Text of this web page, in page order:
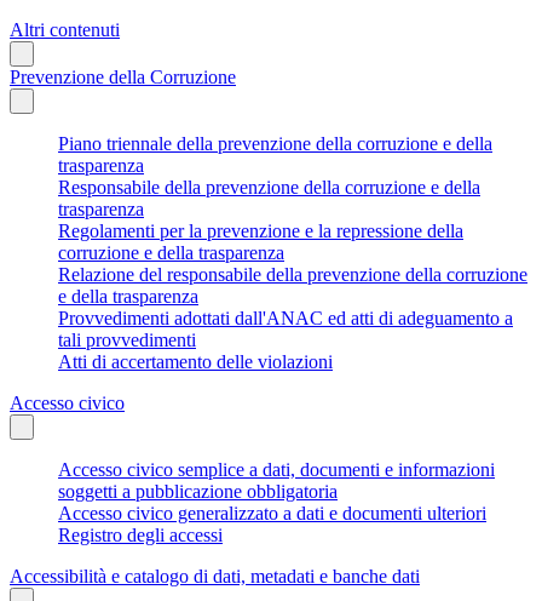
Altri contenuti
Prevenzione della Corruzione
Piano triennale della prevenzione della corruzione e della
trasparenza
Responsabile della prevenzione della corruzione e della
trasparenza
Regolamenti per la prevenzione e la repressione della
corruzione e della trasparenza
Relazione del responsabile della prevenzione della corruzione
e della trasparenza
Provvedimenti adottati dall'ANAC ed atti di adeguamento a
tali provvedimenti
Atti di accertamento delle violazioni
Accesso civico
Accesso civico semplice a dati, documenti e informazioni
soggetti a pubblicazione obbligatoria
Accesso civico generalizzato a dati e documenti ulteriori
Registro degli accessi
Accessibilità e catalogo di dati, metadati e banche dati